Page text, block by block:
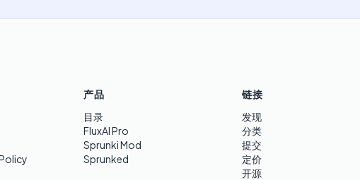
产品
目录
FluxAI Pro
Sprunki Mod
Sprunked
链接
发现
分类
提交
定价
开源